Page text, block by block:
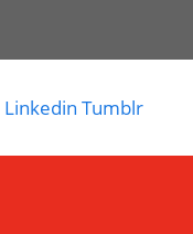
Linkedin Tumblr